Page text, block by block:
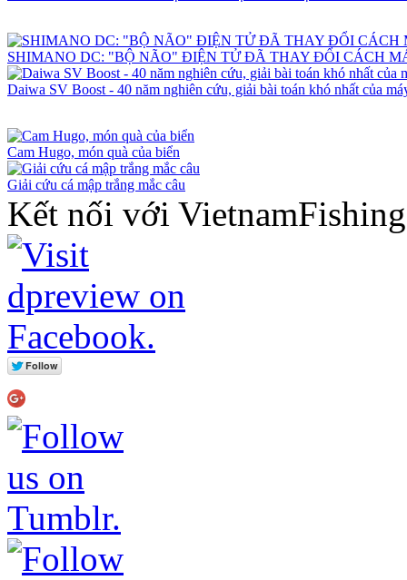
SHIMANO DC: "BỘ NÃO" ĐIỆN TỬ ĐÃ THAY ĐỔI CÁCH
Daiwa SV Boost - 40 năm nghiên cứu, giải bài toán khó nhất của
Cam Hugo, món quà của biển
Giải cứu cá mập trắng mắc câu
Kết nối với